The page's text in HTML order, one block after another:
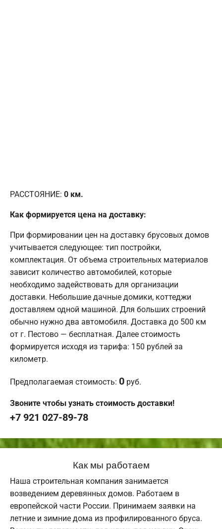
РАССТОЯНИЕ: 0 км.
Как формируется цена на доставку:
При формировании цен на доставку брусовых домов
учитывается следующее: тип постройки,
комплектация. От объема строительных материалов
зависит количество автомобилей, которые
необходимо задействовать для организации
доставки. Небольшие дачные домики, коттеджи
доставляем одной машиной. Для больших строений
обычно нужно два автомобиля. Доставка до 500 км
от г. Пестово — бесплатная. Далее стоимость
формируется исходя из тарифа: 150 рублей за
километр.
Предполагаемая стоимость: 0 руб.
Звоните чтобы узнать стоимость доставки!
+7 921 027-89-78
Как мы работаем
Наша строительная компания занимается
возведением деревянных домов. Работаем в
европейской части России. Принимаем заявки на
летние и зимние дома из профилированного бруса.